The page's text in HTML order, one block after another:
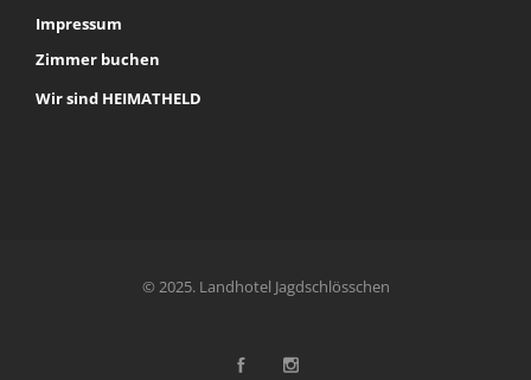
Impressum
Zimmer buchen
Wir sind HEIMATHELD
© 2025. Landhotel Jagdschlösschen